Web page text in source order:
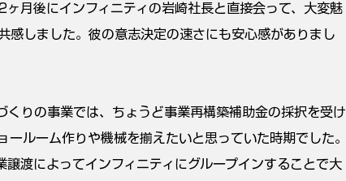
月後にインフィニティの岩崎社長と直接会って、大変魅
感しました。彼の意志決定の速さにも安心感がありまし
りの事業では、ちょうど事業再構築補助金の採択を受け
ルーム作りや機械を揃えたいと思っていた時期でした。
渡によってインフィニティにグループインすることで大